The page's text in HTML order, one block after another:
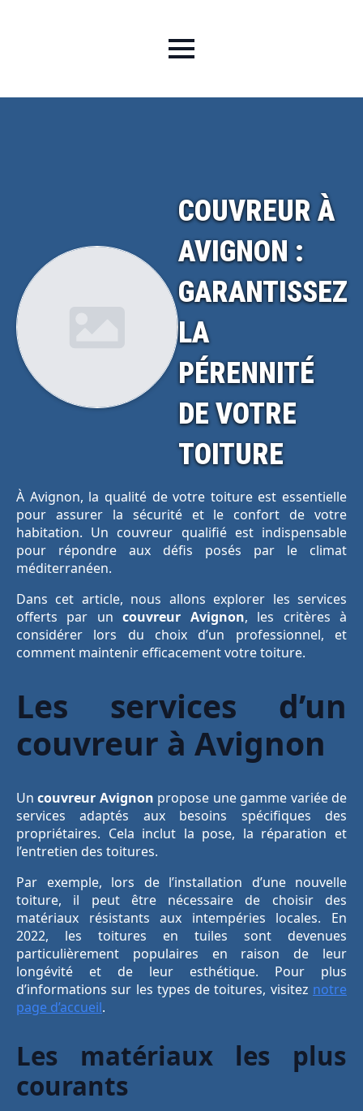
COUVREUR À
AVIGNON :
GARANTISSEZ
LA
PÉRENNITÉ
DE VOTRE
TOITURE
À Avignon, la qualité de votre toiture est essentielle
pour assurer la sécurité et le confort de votre
habitation. Un couvreur qualifié est indispensable
pour répondre aux défis posés par le climat
méditerranéen.
Dans cet article, nous allons explorer les services
offerts par uncouvreur Avignon, les critères à
considérer lors du choix d’un professionnel, et
comment maintenir efficacement votre toiture.
Les services d’un
couvreur à Avignon
Uncouvreur Avignon propose une gamme variée de
services adaptés aux besoins spécifiques des
propriétaires. Cela inclut la pose, la réparation et
l’entretien des toitures.
Par exemple, lors de l’installation d’une nouvelle
toiture, il peut être nécessaire de choisir des
matériaux résistants aux intempéries locales. En
2022, les toitures en tuiles sont devenues
particulièrement populaires en raison de leur
longévité et de leur esthétique. Pour plus
d’informations sur les types de toitures, visitez notre
page d’accueil.
Les matériaux les plus
courants